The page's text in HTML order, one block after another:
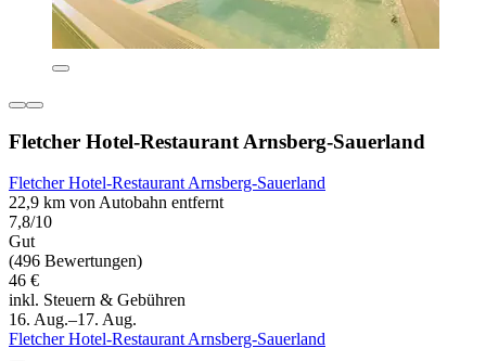
Fletcher Hotel-Restaurant Arnsberg-Sauerland
Fletcher Hotel-Restaurant Arnsberg-Sauerland
22,9 km von Autobahn entfernt
7,8/10
Gut
(496 Bewertungen)
46 €
inkl. Steuern & Gebühren
16. Aug.–17. Aug.
Fletcher Hotel-Restaurant Arnsberg-Sauerland